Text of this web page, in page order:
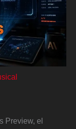
Preview, el